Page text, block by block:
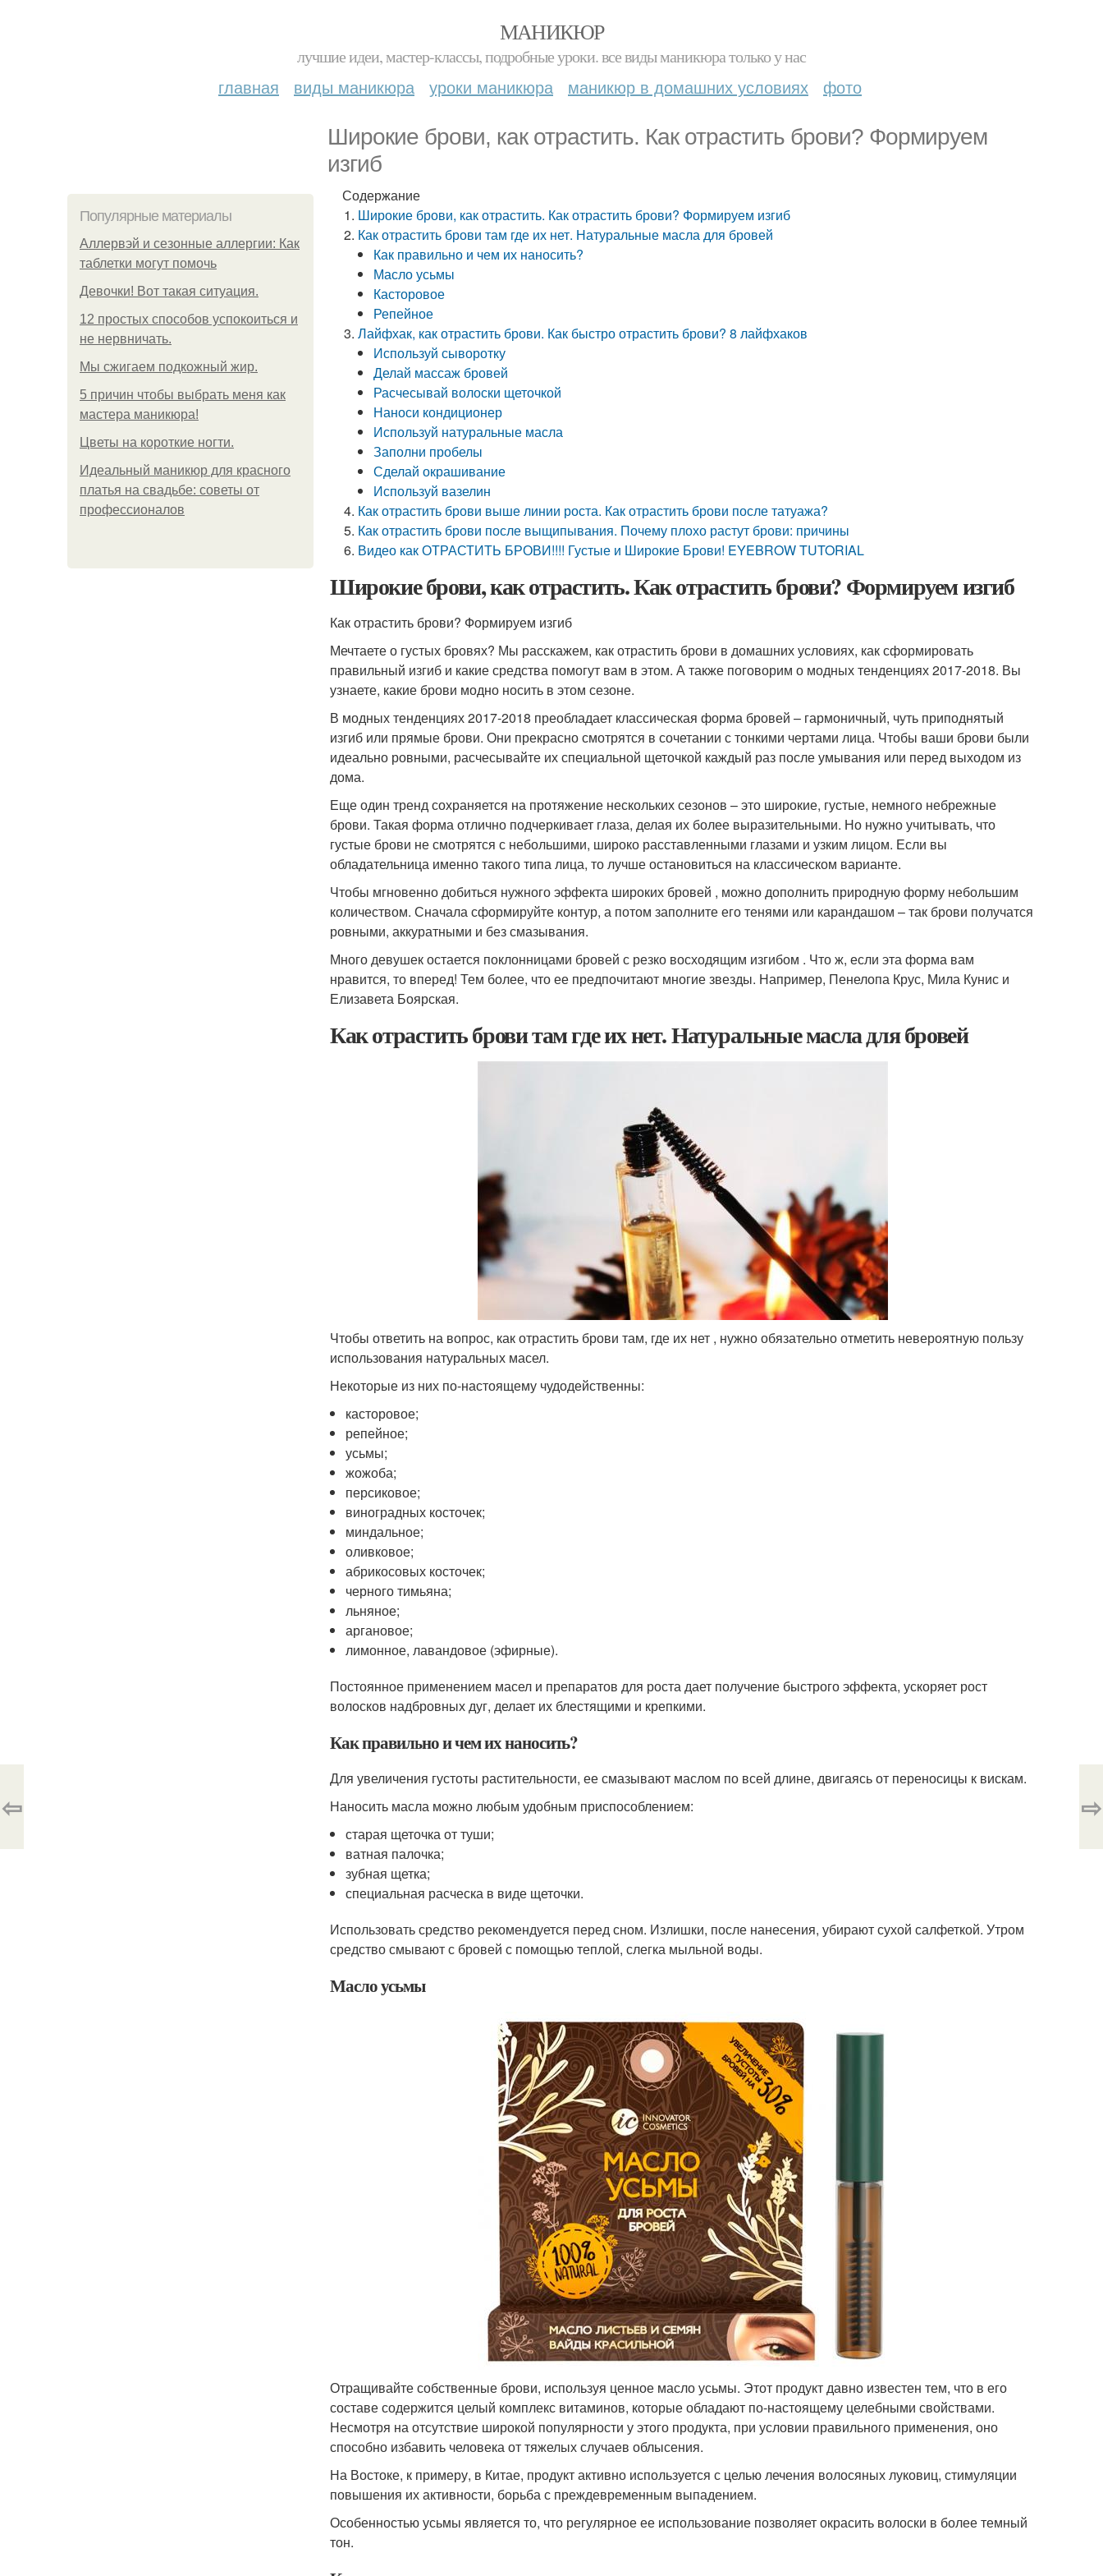
МАНИКЮР
лучшие идеи, мастер-классы, подробные уроки. все виды маникюра только у нас
главная виды маникюра уроки маникюра маникюр в домашних условиях фото
Широкие брови, как отрастить. Как отрастить брови? Формируем
изгиб
Популярные материалы
Аллервэй и сезонные аллергии: Как
таблетки могут помочь
Девочки! Вот такая ситуация.
12 простых способов успокоиться и
не нервничать.
Мы сжигаем подкожный жир.
5 причин чтобы выбрать меня как
мастера маникюра!
Цветы на короткие ногти.
Идеальный маникюр для красного
платья на свадьбе: советы от
профессионалов
Содержание
Широкие брови, как отрастить. Как отрастить брови? Формируем изгиб
Как отрастить брови там где их нет. Натуральные масла для бровей
Как правильно и чем их наносить?
Масло усьмы
Касторовое
Репейное
Лайфхак, как отрастить брови. Как быстро отрастить брови? 8 лайфхаков
Используй сыворотку
Делай массаж бровей
Расчесывай волоски щеточкой
Наноси кондиционер
Используй натуральные масла
Заполни пробелы
Сделай окрашивание
Используй вазелин
Как отрастить брови выше линии роста. Как отрастить брови после татуажа?
Как отрастить брови после выщипывания. Почему плохо растут брови: причины
Видео как ОТРАСТИТЬ БРОВИ!!!! Густые и Широкие Брови! EYEBROW TUTORIAL
Широкие брови, как отрастить. Как отрастить брови? Формируем изгиб
Как отрастить брови? Формируем изгиб
Мечтаете о густых бровях? Мы расскажем, как отрастить брови в домашних условиях, как сформировать
правильный изгиб и какие средства помогут вам в этом. А также поговорим о модных тенденциях 2017-2018. Вы
узнаете, какие брови модно носить в этом сезоне.
В модных тенденциях 2017-2018 преобладает классическая форма бровей – гармоничный, чуть приподнятый
изгиб или прямые брови. Они прекрасно смотрятся в сочетании с тонкими чертами лица. Чтобы ваши брови были
идеально ровными, расчесывайте их специальной щеточкой каждый раз после умывания или перед выходом из
дома.
Еще один тренд сохраняется на протяжение нескольких сезонов – это широкие, густые, немного небрежные
брови. Такая форма отлично подчеркивает глаза, делая их более выразительными. Но нужно учитывать, что
густые брови не смотрятся с небольшими, широко расставленными глазами и узким лицом. Если вы
обладательница именно такого типа лица, то лучше остановиться на классическом варианте.
Чтобы мгновенно добиться нужного эффекта широких бровей , можно дополнить природную форму небольшим
количеством. Сначала сформируйте контур, а потом заполните его тенями или карандашом – так брови получатся
ровными, аккуратными и без смазывания.
Много девушек остается поклонницами бровей с резко восходящим изгибом . Что ж, если эта форма вам
нравится, то вперед! Тем более, что ее предпочитают многие звезды. Например, Пенелопа Крус, Мила Кунис и
Елизавета Боярская.
Как отрастить брови там где их нет. Натуральные масла для бровей
Чтобы ответить на вопрос, как отрастить брови там, где их нет , нужно обязательно отметить невероятную пользу
использования натуральных масел.
Некоторые из них по-настоящему чудодейственны:
касторовое;
репейное;
усьмы;
жожоба;
персиковое;
виноградных косточек;
миндальное;
оливковое;
абрикосовых косточек;
черного тимьяна;
льняное;
аргановое;
лимонное, лавандовое (эфирные).
Постоянное применением масел и препаратов для роста дает получение быстрого эффекта, ускоряет рост
волосков надбровных дуг, делает их блестящими и крепкими.
Как правильно и чем их наносить?
Для увеличения густоты растительности, ее смазывают маслом по всей длине, двигаясь от переносицы к вискам.
Наносить масла можно любым удобным приспособлением:
старая щеточка от туши;
ватная палочка;
зубная щетка;
специальная расческа в виде щеточки.
Использовать средство рекомендуется перед сном. Излишки, после нанесения, убирают сухой салфеткой. Утром
средство смывают с бровей с помощью теплой, слегка мыльной воды.
Масло усьмы
Отращивайте собственные брови, используя ценное масло усьмы. Этот продукт давно известен тем, что в его
составе содержится целый комплекс витаминов, которые обладают по-настоящему целебными свойствами.
Несмотря на отсутствие широкой популярности у этого продукта, при условии правильного применения, оно
способно избавить человека от тяжелых случаев облысения.
На Востоке, к примеру, в Китае, продукт активно используется с целью лечения волосяных луковиц, стимуляции
повышения их активности, борьба с преждевременным выпадением.
Особенностью усьмы является то, что регулярное ее использование позволяет окрасить волоски в более темный
тон.
⇦ ⇨